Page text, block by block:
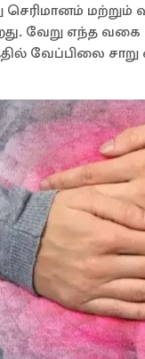
மற்றும்
வேறு எந்த
வேப்பிலை